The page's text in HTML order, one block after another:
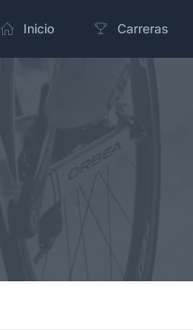
Inicio Carreras